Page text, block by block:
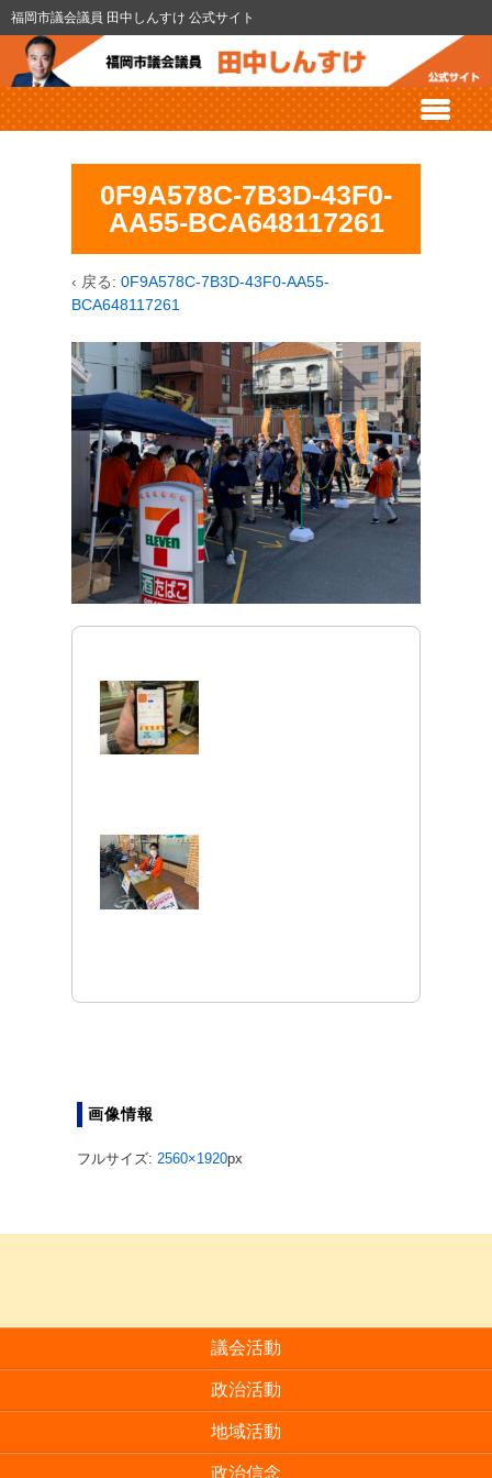
福岡市議会議員 田中しんすけ 公式サイト
0F9A578C-7B3D-43F0-
AA55-BCA648117261
‹ 戻る: 0F9A578C-7B3D-43F0-AA55-
BCA648117261
画像情報
フルサイズ: 2560×1920px
議会活動
政治活動
地域活動
政治信念